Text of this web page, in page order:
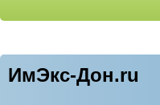
ИмЭкс-Дон.ru